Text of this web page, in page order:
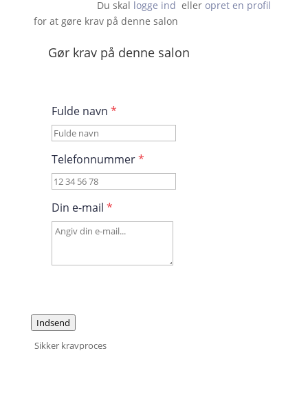
Du skal logge ind eller opret en profil
for at gøre krav på denne salon
Gør krav på denne salon
Fulde navn *
Telefonnummer*
Din e-mail *
Indsend
Sikker kravproces